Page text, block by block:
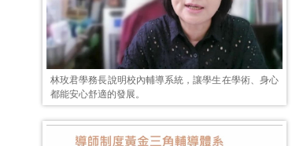
林玫君學務長說明校內輔導系統，讓學生在學術、身心
都能安心舒適的發展。